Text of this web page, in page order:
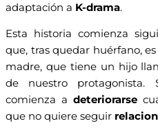
adaptación a K-drama.
Esta historia comienza
que, tras quedar huérfano, es
madre, que tiene un hijo
de nuestro protagonista.
comienza a deteriorarse
que no quiere seguir